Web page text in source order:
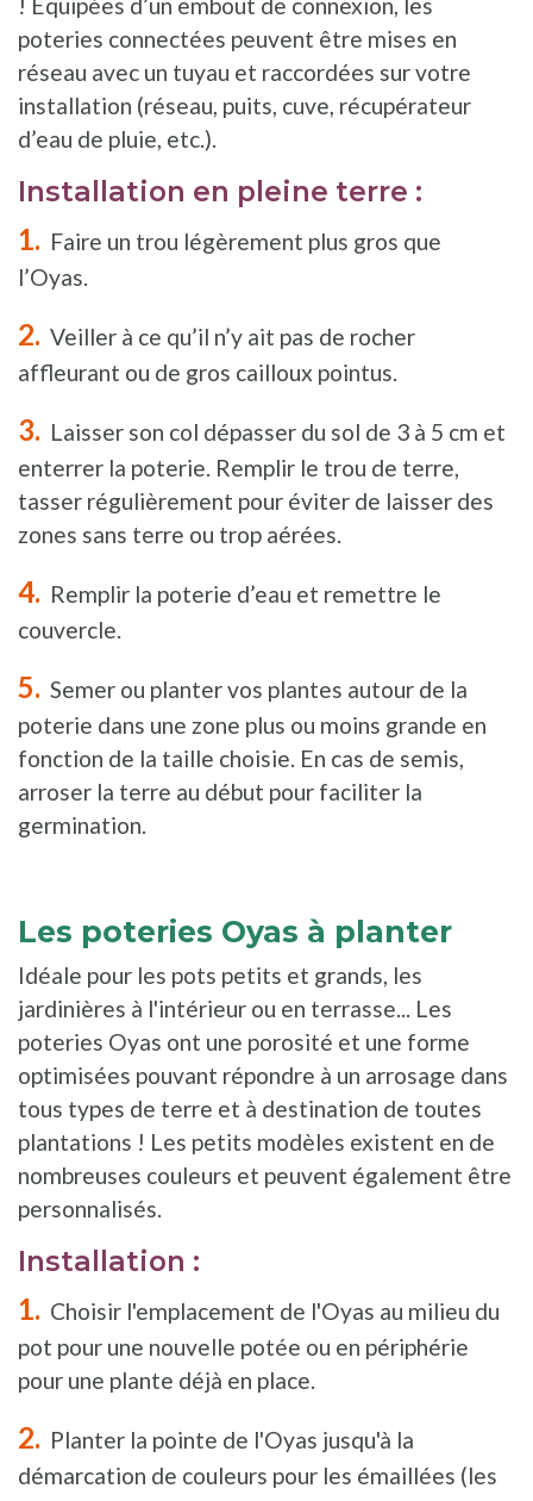
poteries connectées peuvent être mises en
réseau avec un tuyau et raccordées sur votre
installation (réseau, puits, cuve, récupérateur
d’eau de pluie, etc.).
Installation en pleine terre :
Faire un trou légèrement plus gros que
l’Oyas.
Veiller à ce qu’il n’y ait pas de rocher
affleurant ou de gros cailloux pointus.
Laisser son col dépasser du sol de 3 à 5 cm et
enterrer la poterie. Remplir le trou de terre,
tasser régulièrement pour éviter de laisser des
zones sans terre ou trop aérées.
Remplir la poterie d’eau et remettre le
couvercle.
Semer ou planter vos plantes autour de la
poterie dans une zone plus ou moins grande en
fonction de la taille choisie. En cas de semis,
arroser la terre au début pour faciliter la
germination.
Les poteries Oyas à planter
Idéale pour les pots petits et grands, les
jardinières à l'intérieur ou en terrasse... Les
poteries Oyas ont une porosité et une forme
optimisées pouvant répondre à un arrosage dans
tous types de terre et à destination de toutes
plantations ! Les petits modèles existent en de
nombreuses couleurs et peuvent également être
personnalisés.
Installation :
Choisir l'emplacement de l'Oyas au milieu du
pot pour une nouvelle potée ou en périphérie
pour une plante déjà en place.
Planter la pointe de l'Oyas jusqu'à la
démarcation de couleurs pour les émaillées (les